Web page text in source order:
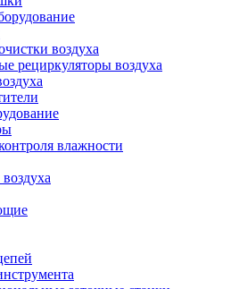
воздуха
рециркуляторы воздуха
влажности